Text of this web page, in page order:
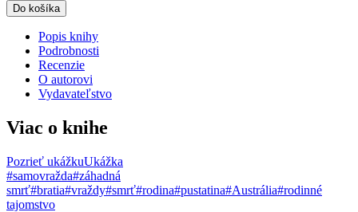
Do košíka
Popis knihy
Podrobnosti
Recenzie
O autorovi
Vydavateľstvo
Viac o knihe
Pozrieť ukážkuUkážka
#samovražda#záhadná
smrť#bratia#vraždy#smrť#rodina#pustatina#Austrália#rodinné
tajomstvo